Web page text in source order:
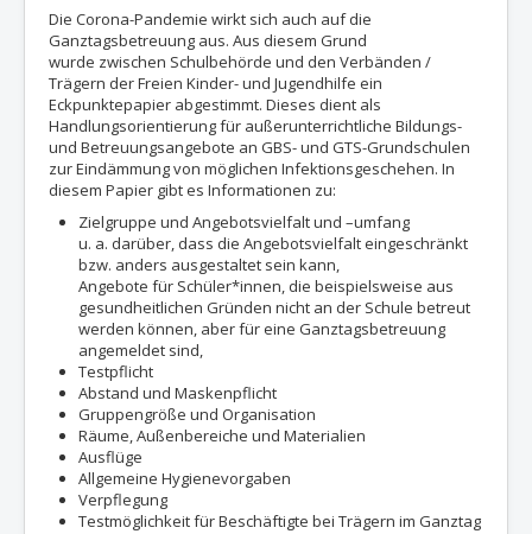
Die Corona-Pandemie wirkt sich auch auf die
Ganztagsbetreuung aus. Aus diesem Grund
wurde zwischen Schulbehörde und den Verbänden /
Trägern der Freien Kinder- und Jugendhilfe ein
Eckpunktepapier abgestimmt. Dieses dient als
Handlungsorientierung für außerunterrichtliche Bildungs-
und Betreuungsangebote an GBS- und GTS-Grundschulen
zur Eindämmung von möglichen Infektionsgeschehen. In
diesem Papier gibt es Informationen zu:
Zielgruppe und Angebotsvielfalt und –umfang
u. a. darüber, dass die Angebotsvielfalt eingeschränkt
bzw. anders ausgestaltet sein kann,
Angebote für Schüler*innen, die beispielsweise aus
gesundheitlichen Gründen nicht an der Schule betreut
werden können, aber für eine Ganztagsbetreuung
angemeldet sind,
Testpflicht
Abstand und Maskenpflicht
Gruppengröße und Organisation
Räume, Außenbereiche und Materialien
Ausflüge
Allgemeine Hygienevorgaben
Verpflegung
Testmöglichkeit für Beschäftigte bei Trägern im Ganztag